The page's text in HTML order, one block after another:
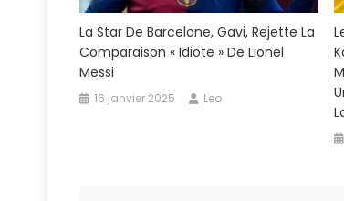
La Star De Barcelone, Gavi, Rejette La
Comparaison « Idiote » De Lionel
Messi
16 janvier 2025 Leo